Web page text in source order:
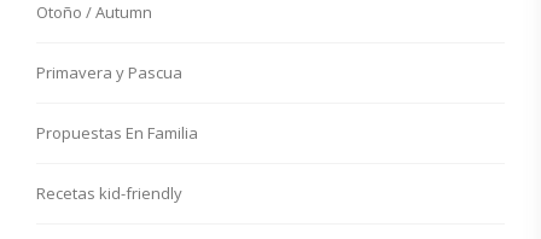
Otoño / Autumn
Primavera y Pascua
Propuestas En Familia
Recetas kid-friendly